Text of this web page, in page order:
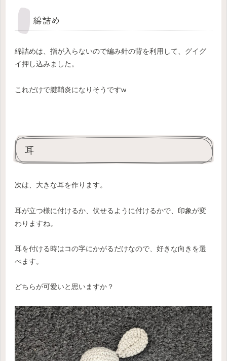
綿詰め
綿詰めは、指が入らないので編み針の背を利用して、グイグ
イ押し込みました。
これだけで腱鞘炎になりそうですw
耳
次は、大きな耳を作ります。
耳が立つ様に付けるか、伏せるように付けるかで、印象が変
わりますね。
耳を付ける時はコの字にかがるだけなので、好きな向きを選
べます。
どちらが可愛いと思いますか？